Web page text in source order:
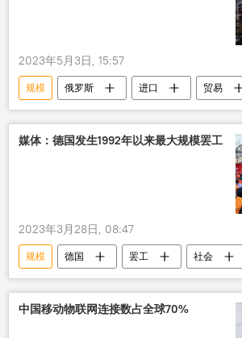
2023年5月3日, 15:57
规模 俄罗斯 进口
贸易
纪录
媒体：德国发生1992年以来最大规模罢工
2023年3月28日, 08:47
规模 德国 罢工 社会
中国移动物联网连接数占全球70%